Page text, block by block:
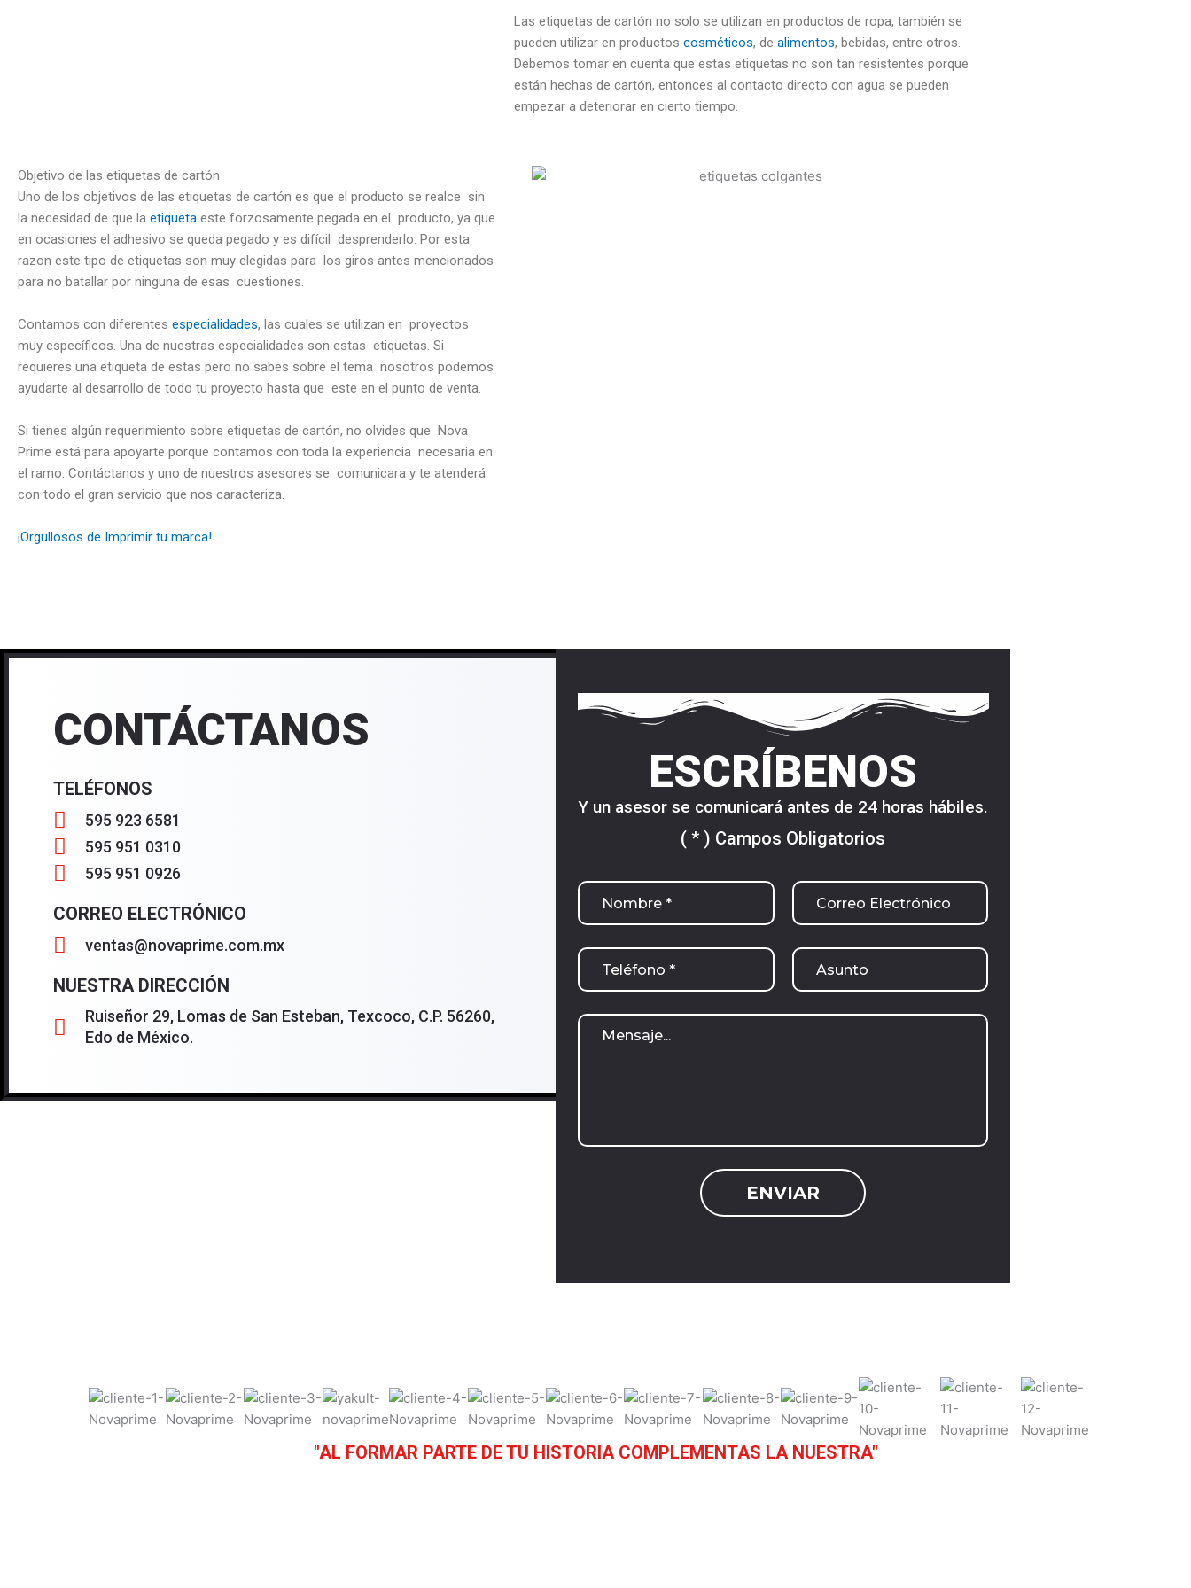
Las etiquetas de cartón no solo se utilizan en productos de ropa, también se
pueden utilizar en productos cosméticos, de alimentos, bebidas, entre otros.
Debemos tomar en cuenta que estas etiquetas no son tan resistentes porque
están hechas de cartón, entonces al contacto directo con agua se pueden
empezar a deteriorar en cierto tiempo.
Objetivo de las etiquetas de cartón
Uno de los objetivos de las etiquetas de cartón es que el producto se realce sin
la necesidad de que la etiqueta este forzosamente pegada en el producto, ya que
en ocasiones el adhesivo se queda pegado y es difícil desprenderlo. Por esta
razon este tipo de etiquetas son muy elegidas para los giros antes mencionados
para no batallar por ninguna de esas cuestiones.
Contamos con diferentes especialidades, las cuales se utilizan en proyectos
muy específicos. Una de nuestras especialidades son estas etiquetas. Si
requieres una etiqueta de estas pero no sabes sobre el tema nosotros podemos
ayudarte al desarrollo de todo tu proyecto hasta que este en el punto de venta.
Si tienes algún requerimiento sobre etiquetas de cartón, no olvides que Nova
Prime está para apoyarte porque contamos con toda la experiencia necesaria en
el ramo. Contáctanos y uno de nuestros asesores se comunicara y te atenderá
con todo el gran servicio que nos caracteriza.
¡Orgullosos de Imprimir tu marca!
CONTÁCTANOS
TELÉFONOS
595 923 6581
595 951 0310
595 951 0926
CORREO ELECTRÓNICO
ventas@novaprime.com.mx
NUESTRA DIRECCIÓN
Ruiseñor 29, Lomas de San Esteban, Texcoco, C.P. 56260,
Edo de México.
ESCRÍBENOS
Y un asesor se comunicará antes de 24 horas hábiles.
( * ) Campos Obligatorios
"AL FORMAR PARTE DE TU HISTORIA COMPLEMENTAS LA NUESTRA"